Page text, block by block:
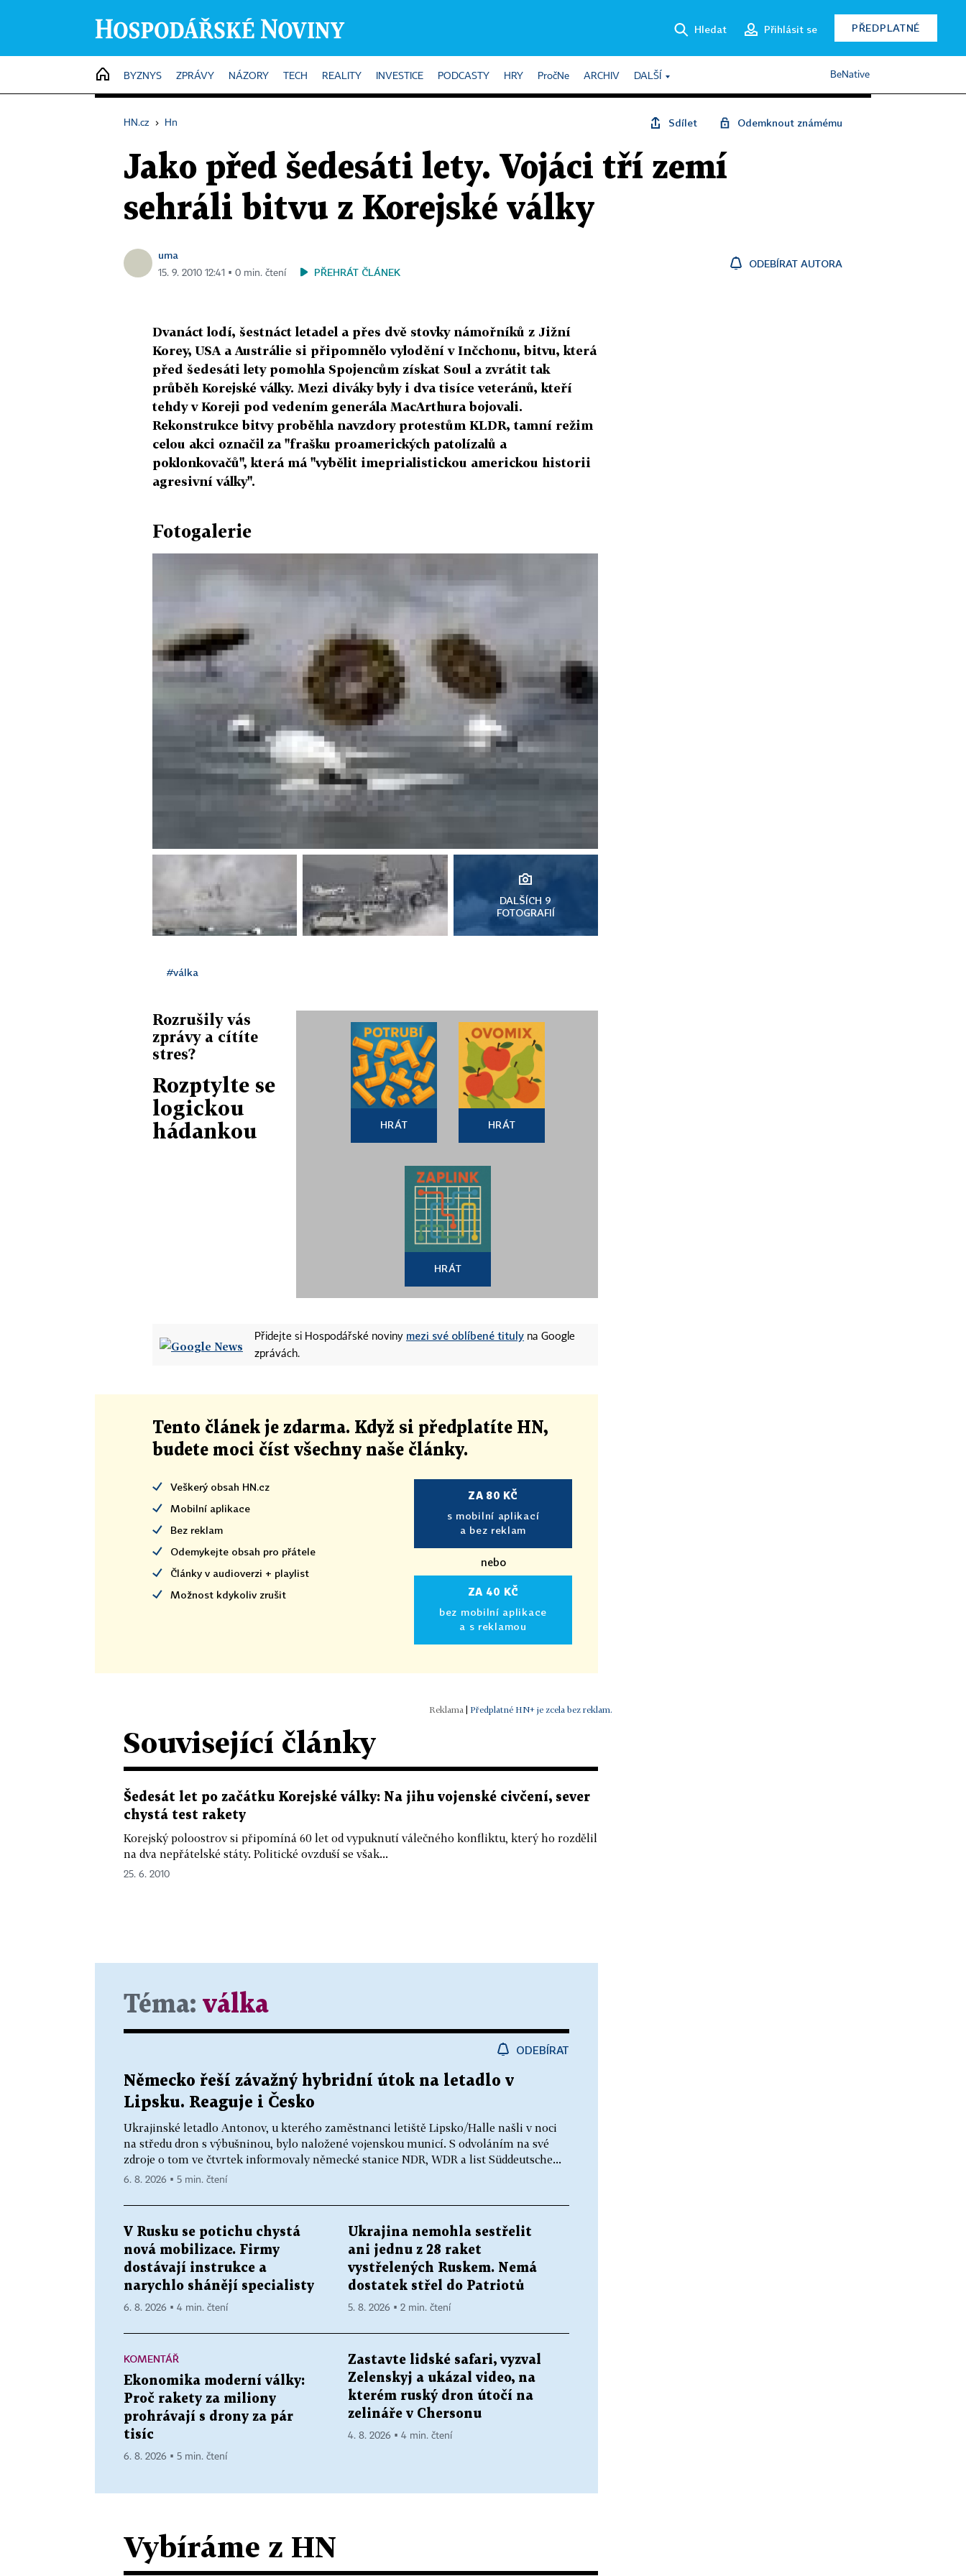
Hledat Přihlásit se PŘEDPLATNÉ
HOME
BYZNYS ZPRÁVY NÁZORY TECH REALITY INVESTICE PODCASTY HRY PročNe ARCHIV DALŠÍ BeNative
HN.cz › Hn Sdílet Odemknout známému
Jako před šedesáti lety. Vojáci tří zemí
sehráli bitvu z Korejské války
uma
15. 9. 2010 12:41 ▪ 0 min. čtení PŘEHRÁT ČLÁNEK
ODEBÍRAT AUTORA
Dvanáct lodí, šestnáct letadel a přes dvě stovky námořníků z Jižní
Korey, USA a Austrálie si připomnělo vylodění v Inčchonu, bitvu, která
před šedesáti lety pomohla Spojencům získat Soul a zvrátit tak
průběh Korejské války. Mezi diváky byly i dva tisíce veteránů, kteří
tehdy v Koreji pod vedením generála MacArthura bojovali.
Rekonstrukce bitvy proběhla navzdory protestům KLDR, tamní režim
celou akci označil za "frašku proamerických patolízalů a
poklonkovačů", která má "vybělit imeprialistickou americkou historii
agresivní války".
Fotogalerie
DALŠÍCH 9
FOTOGRAFIÍ
#válka
Rozrušily vás
zprávy a cítíte
stres?
Rozptylte se
logickou
hádankou
HRÁT HRÁT
HRÁT
Přidejte si Hospodářské noviny mezi své oblíbené tituly na Google
zprávách.
Tento článek je zdarma. Když si předplatíte HN,
budete moci číst všechny naše články.
Veškerý obsah HN.cz
Mobilní aplikace
Bez reklam
Odemykejte obsah pro přátele
Články v audioverzi + playlist
Možnost kdykoliv zrušit
ZA 80 KČ
s mobilní aplikací
a bez reklam
nebo
ZA 40 KČ
bez mobilní aplikace
a s reklamou
Předplatné HN+ je zcela bez reklam.
Související články
Šedesát let po začátku Korejské války: Na jihu vojenské civčení, sever
chystá test rakety
Korejský poloostrov si připomíná 60 let od vypuknutí válečného konfliktu, který ho rozdělil
na dva nepřátelské státy. Politické ovzduší se však...
25. 6. 2010
Téma: válka
ODEBÍRAT
Německo řeší závažný hybridní útok na letadlo v
Lipsku. Reaguje i Česko
Ukrajinské letadlo Antonov, u kterého zaměstnanci letiště Lipsko/Halle našli v noci
na středu dron s výbušninou, bylo naložené vojenskou municí. S odvoláním na své
zdroje o tom ve čtvrtek informovaly německé stanice NDR, WDR a list Süddeutsche...
6. 8. 2026 ▪ 5 min. čtení
V Rusku se potichu chystá
nová mobilizace. Firmy
dostávají instrukce a
narychlo shánějí specialisty
6. 8. 2026 ▪ 4 min. čtení
Ukrajina nemohla sestřelit
ani jednu z 28 raket
vystřelených Ruskem. Nemá
dostatek střel do Patriotů
5. 8. 2026 ▪ 2 min. čtení
KOMENTÁŘ
Ekonomika moderní války:
Proč rakety za miliony
prohrávají s drony za pár
tisíc
6. 8. 2026 ▪ 5 min. čtení
Zastavte lidské safari, vyzval
Zelenskyj a ukázal video, na
kterém ruský dron útočí na
zelináře v Chersonu
4. 8. 2026 ▪ 4 min. čtení
Vybíráme z HN